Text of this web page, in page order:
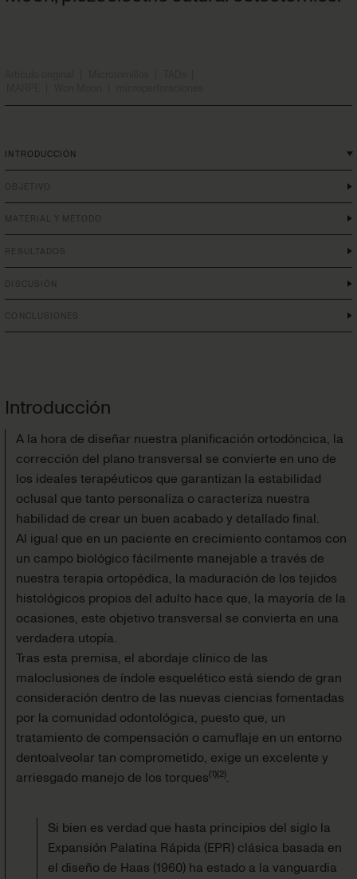
INTRODUCCIÓN
OBJETIVO
MATERIAL Y MÉTODO
RESULTADOS
DISCUSIÓN
CONCLUSIONES
Introducción
A la hora de diseñar nuestra planificación ortodóncica, la
corrección del plano transversal se convierte en uno de
los ideales terapéuticos que garantizan la estabilidad
oclusal que tanto personaliza o caracteriza nuestra
habilidad de crear un buen acabado y detallado final.
Al igual que en un paciente en crecimiento contamos con
un campo biológico fácilmente manejable a través de
nuestra terapia ortopédica, la maduración de los tejidos
histológicos propios del adulto hace que, la mayoría de la
ocasiones, este objetivo transversal se convierta en una
verdadera utopía.
Tras esta premisa, el abordaje clínico de las
maloclusiones de índole esquelético está siendo de gran
consideración dentro de las nuevas ciencias fomentadas
por la comunidad odontológica, puesto que, un
tratamiento de compensación o camuflaje en un entorno
dentoalveolar tan comprometido, exige un excelente y
arriesgado manejo de los torques(1)(2).
Si bien es verdad que hasta principios del siglo la
Expansión Palatina Rápida (EPR) clásica basada en
el diseño de Haas (1960) ha estado a la vanguardia